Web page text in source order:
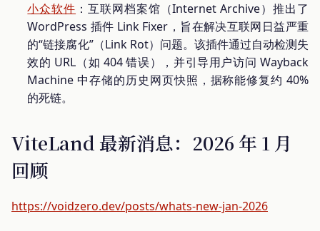
小众软件 ：互联网档案馆（Internet Archive）推出了
WordPress 插件 Link Fixer，旨在解决互联网日益严重
的“链接腐化”（Link Rot）问题。该插件通过自动检测失
效的 URL（如 404 错误），并引导用户访问 Wayback
Machine 中存储的历史网页快照，据称能修复约 40%
的死链。
ViteLand 最新消息：2026 年 1 月
回顾
https://voidzero.dev/posts/whats-new-jan-2026